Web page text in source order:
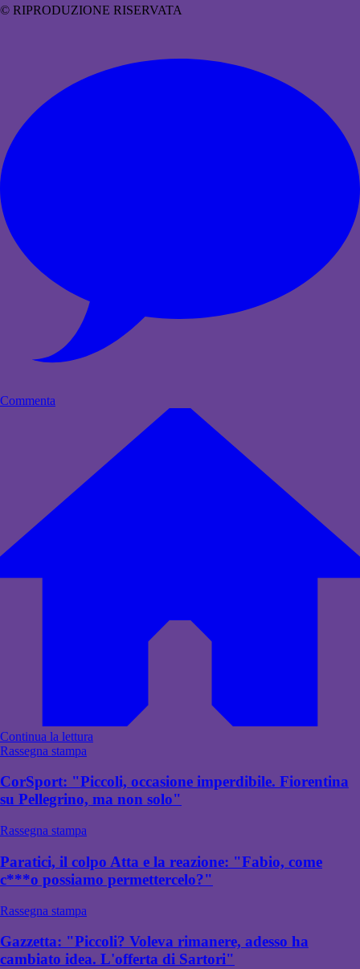
© RIPRODUZIONE RISERVATA
Commenta
Continua la lettura
Rassegna stampa
CorSport: "Piccoli, occasione imperdibile. Fiorentina
su Pellegrino, ma non solo"
Rassegna stampa
Paratici, il colpo Atta e la reazione: "Fabio, come
c***o possiamo permettercelo?"
Rassegna stampa
Gazzetta: "Piccoli? Voleva rimanere, adesso ha
cambiato idea. L'offerta di Sartori"